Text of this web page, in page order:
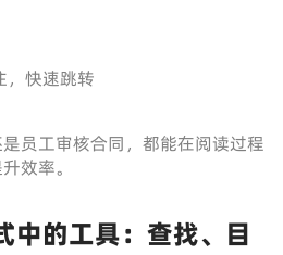
，快速跳转
员工审核合同，都能在阅读过程
效率。
中的工具：查找、目